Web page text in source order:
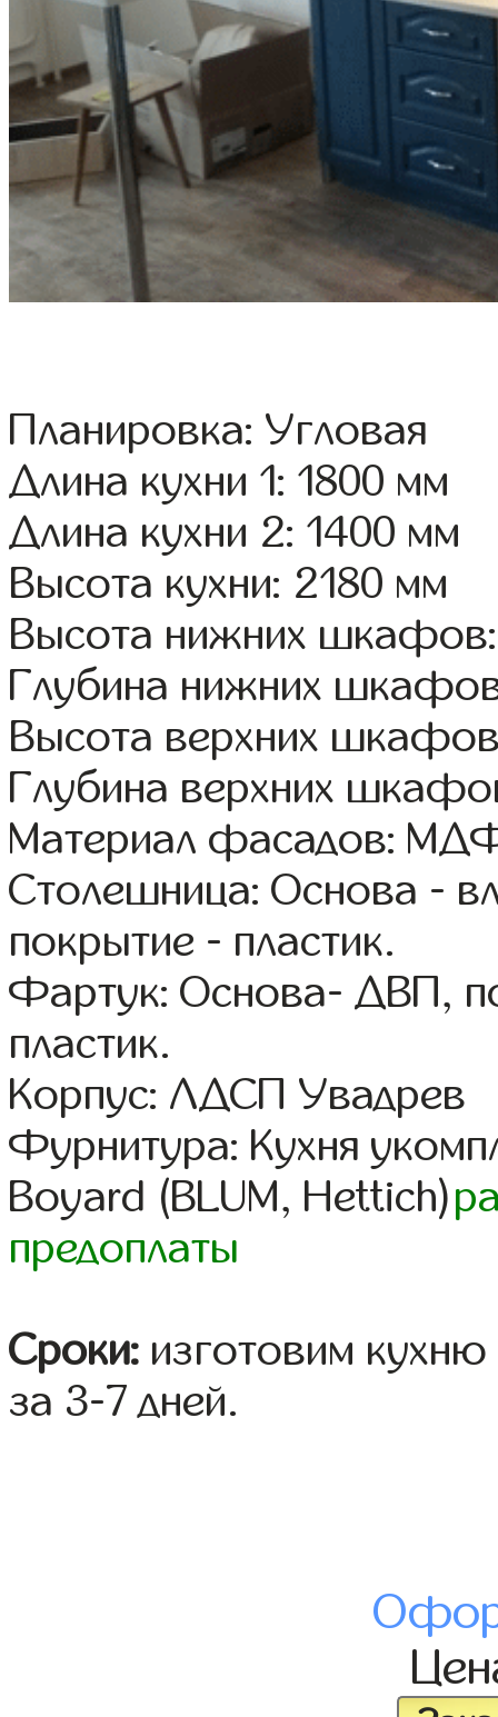
Планировка: Угловая
Длина кухни 1: 1800 мм
Длина кухни 2: 1400 мм
Высота кухни: 2180 мм
Высота нижних
Глубина нижних
Высота верхних
Глубина верхних
Материал фасадов:
Столешница: Основа -
покрытие - пластик.
Фартук: Основа- ДВП,
пластик.
Корпус: ЛДСП Увадрев
Фурнитура: Кухня
Boyard (BLUM, Hettich)
предоплаты
Сроки: изготовим
за 3-7 дней.